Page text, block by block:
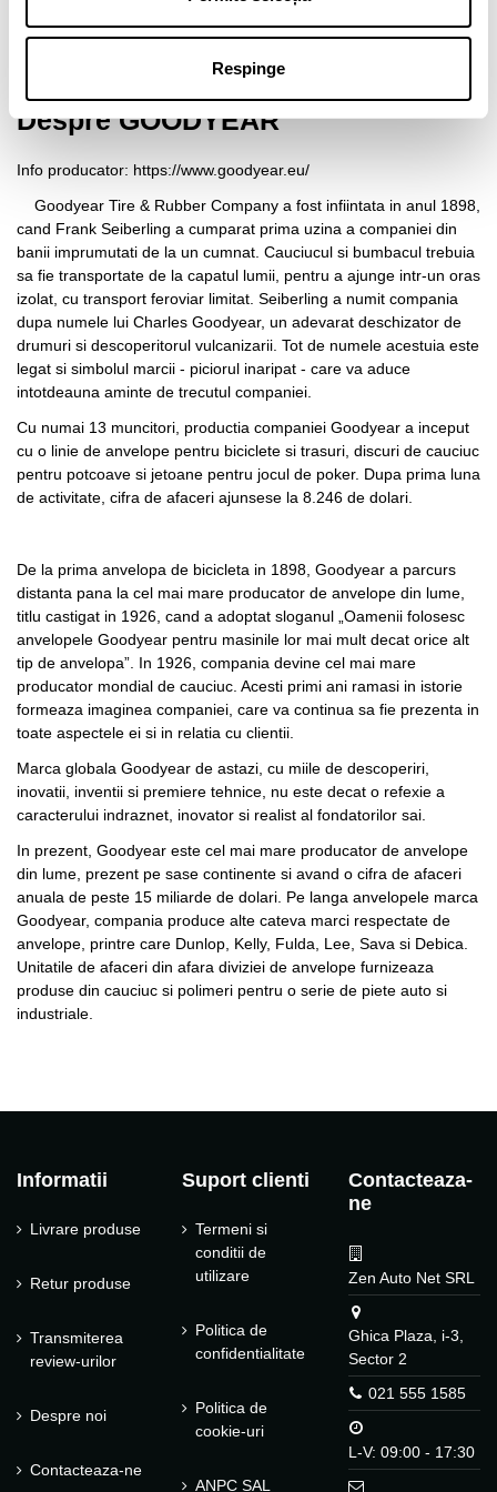
Respinge
În stocul furnizorului 2 Produse
Despre GOODYEAR
Info producator: https://www.goodyear.eu/
Goodyear Tire & Rubber Company a fost infiintata in anul 1898,
cand Frank Seiberling a cumparat prima uzina a companiei din
banii imprumutati de la un cumnat. Cauciucul si bumbacul trebuia
sa fie transportate de la capatul lumii, pentru a ajunge intr-un oras
izolat, cu transport feroviar limitat. Seiberling a numit compania
dupa numele lui Charles Goodyear, un adevarat deschizator de
drumuri si descoperitorul vulcanizarii. Tot de numele acestuia este
legat si simbolul marcii - piciorul inaripat - care va aduce
intotdeauna aminte de trecutul companiei.
Cu numai 13 muncitori, productia companiei Goodyear a inceput
cu o linie de anvelope pentru biciclete si trasuri, discuri de cauciuc
pentru potcoave si jetoane pentru jocul de poker. Dupa prima luna
de activitate, cifra de afaceri ajunsese la 8.246 de dolari.
De la prima anvelopa de bicicleta in 1898, Goodyear a parcurs
distanta pana la cel mai mare producator de anvelope din lume,
titlu castigat in 1926, cand a adoptat sloganul „Oamenii folosesc
anvelopele Goodyear pentru masinile lor mai mult decat orice alt
tip de anvelopa”. In 1926, compania devine cel mai mare
producator mondial de cauciuc. Acesti primi ani ramasi in istorie
formeaza imaginea companiei, care va continua sa fie prezenta in
toate aspectele ei si in relatia cu clientii.
Marca globala Goodyear de astazi, cu miile de descoperiri,
inovatii, inventii si premiere tehnice, nu este decat o refexie a
caracterului indraznet, inovator si realist al fondatorilor sai.
In prezent, Goodyear este cel mai mare producator de anvelope
din lume, prezent pe sase continente si avand o cifra de afaceri
anuala de peste 15 miliarde de dolari. Pe langa anvelopele marca
Goodyear, compania produce alte cateva marci respectate de
anvelope, printre care Dunlop, Kelly, Fulda, Lee, Sava si Debica.
Unitatile de afaceri din afara diviziei de anvelope furnizeaza
produse din cauciuc si polimeri pentru o serie de piete auto si
industriale.
Informatii
Livrare produse
Retur produse
Transmiterea
review-urilor
Despre noi
Contacteaza-ne
Suport clienti
Termeni si
conditii de
utilizare
Politica de
confidentialitate
Politica de
cookie-uri
ANPC SAL
Contacteaza-
ne
Zen Auto Net SRL
Ghica Plaza, i-3,
Sector 2
021 555 1585
L-V: 09:00 - 17:30